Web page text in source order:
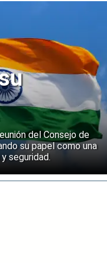
del Consejo de
su papel como una
seguridad.